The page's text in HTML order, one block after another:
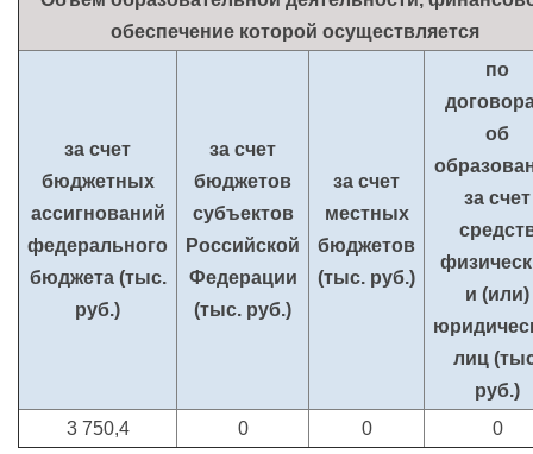
обеспечение которой осуществляется
за счет
бюджетных
ассигнований
федерального
бюджета (тыс.
руб.)
за счет
бюджетов
субъектов
Российской
Федерации
(тыс. руб.)
за счет
местных
бюджетов
(тыс. руб.)
по
об
за счет
и (или)
лиц
руб.)
3 750,4
0 0 0